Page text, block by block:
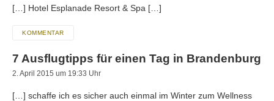
[…] Hotel Esplanade Resort & Spa […]
KOMMENTAR
7 Ausflugtipps für einen Tag in Brandenburg
2. April 2015 um 19:33 Uhr
[…] schaffe ich es sicher auch einmal im Winter zum Wellness